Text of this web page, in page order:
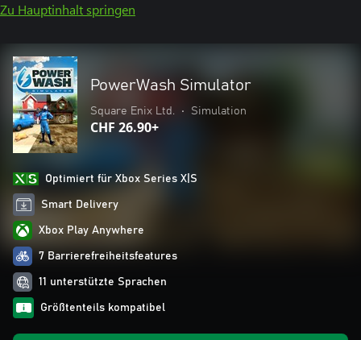
Zu Hauptinhalt springen
PowerWash Simulator
Square Enix Ltd. • Simulation
CHF 26.90+
Optimiert für Xbox Series X|S
Smart Delivery
Xbox Play Anywhere
7 Barrierefreiheitsfeatures
11 unterstützte Sprachen
Größtenteils kompatibel